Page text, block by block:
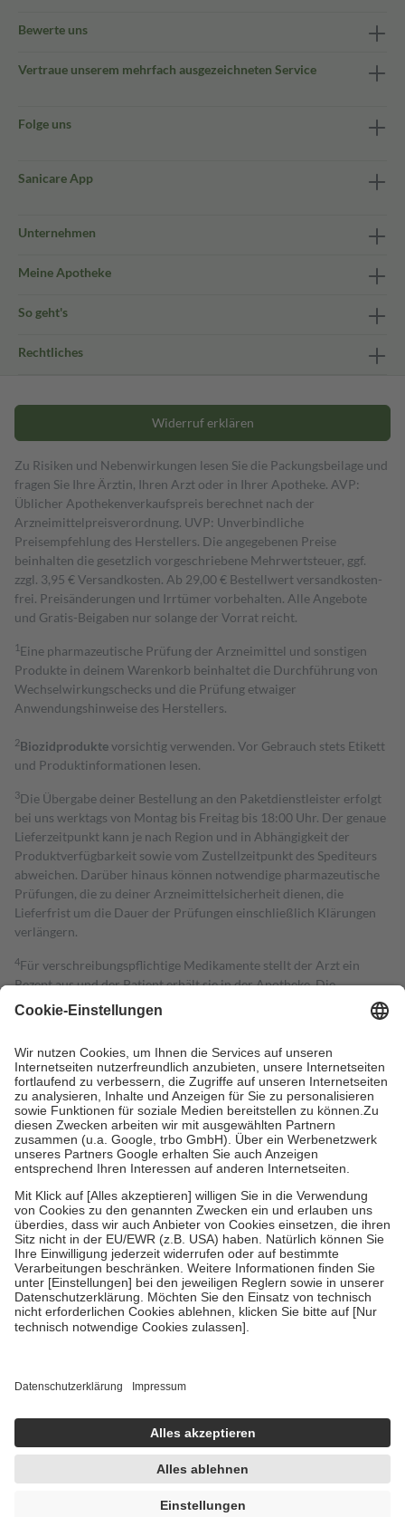
Bewerte uns
Vertraue unserem mehrfach ausgezeichneten Service
Folge uns
Sanicare App
Unternehmen
Meine Apotheke
So geht's
Rechtliches
Widerruf erklären
Zu Risiken und Nebenwirkungen lesen Sie die Packungsbeilage und
fragen Sie Ihre Ärztin, Ihren Arzt oder in Ihrer Apotheke. AVP:
Üblicher Apothekenverkaufspreis berechnet nach der
Arzneimittelpreisverordnung. UVP: Unverbindliche
Preisempfehlung des Herstellers. Die angegebenen Preise
beinhalten die gesetzlich vorgeschriebene Mehrwertsteuer, ggf.
zzgl. 3,95 € Versandkosten. Ab 29,00 € Bestell­wert versand­kosten­
frei. Preisänderungen und Irrtümer vorbehalten. Alle Angebote
und Gratis-Beigaben nur solange der Vorrat reicht.
1 Eine pharmazeutische Prüfung der Arzneimittel und sonstigen
Produkte in deinem Warenkorb beinhaltet die Durchführung von
Wechselwirkungschecks und die Prüfung etwaiger
Anwendungshinweise des Herstellers.
2Biozidproduktevorsichtig verwenden. Vor Gebrauch stets Etikett
und Produktinformationen lesen.
3Die Übergabe deiner Bestellung an den Paketdienstleister erfolgt
bei uns werktags von Montag bis Freitag bis 18:00 Uhr. Der genaue
Lieferzeitpunkt kann je nach Region und in Abhängigkeit der
Produktverfügbarkeit sowie vom Zustellzeitpunkt des Spediteurs
abweichen. Darüber hinaus können notwendige pharmazeutische
Prüfungen, die zu deiner Arzneimittelsicherheit dienen, die
Lieferfrist um die Dauer der Prüfungen einschließlich Klärungen
verlängern.
4Für verschreibungspflichtige Medikamente stellt der Arzt ein
Rezept aus und der Patient erhält sie in der Apotheke. Die
gesetzliche Krankenversicherung übernimmt in der Regel die
Kosten dafür, der Versicherte trägt einen Teil davon als Zuzahlung
Grundsätzlich leisten Mitglieder Zuzahlungen in Höhe von zehn
Prozent des Abgabepreises,mindestens jedochfünf Euround
höchstens zehn Euro.Es sind jedoch nie mehr als die tatsächlichen
Kosten der Leistung zu entrichten.
Diese Regeln gelten grundsätzlich auch für Online-Apotheken.
Bei Heilmitteln und häuslicher Krankenpflege beträgt die
Zuzahlung zehn Prozent der Kosten sowie zehn Euro je
Verordnung.
Um das Engagement der Versicherten für ihre eigene Gesundheit zu
stärken und die besondere Stellung der Familie zu unterstützen,
fallenkeine Zuzahlungenan bei:
• Kindern und Jugendlichen bis zum vollendeten 18. Lebensjahr
mit Ausnahme der Fahrkosten
• Untersuchungen zur Vorsorge und Früherkennung, die von der
GKV getragen werden
Einholung von Bewertungen. Trusted Shops hat Maßnahmen
getroffen, um sicherzustellen, dass es sich um echte Bewertungen
handelt. Mehr Informationen findest du hier:
https://help.etrusted.com/hc/de/articles/4419944605341